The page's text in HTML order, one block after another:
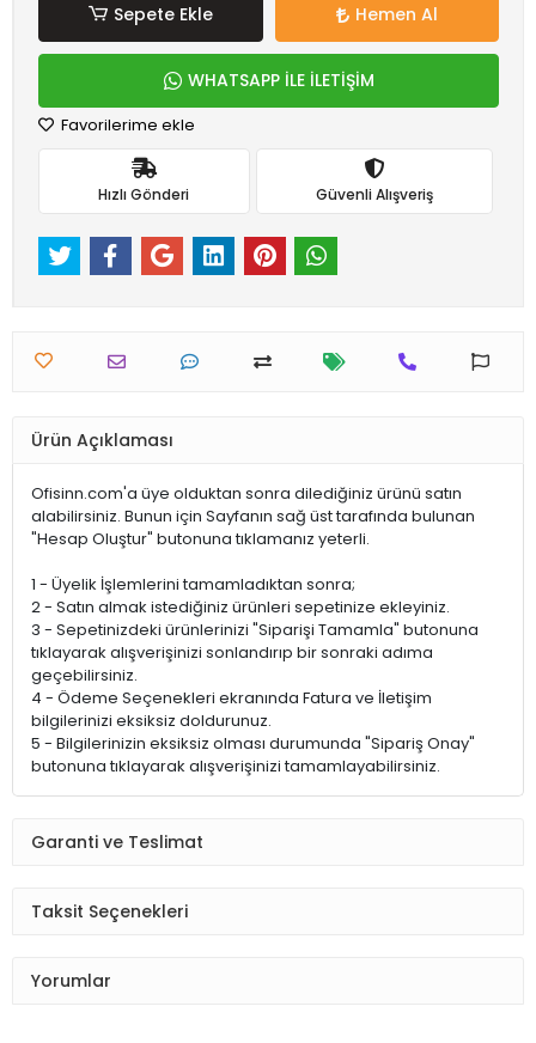
Sepete Ekle Hemen Al
WHATSAPP İLE İLETİŞİM
Favorilerime ekle
Hızlı Gönderi Güvenli Alışveriş
Ürün Açıklaması
Ofisinn.com'a üye olduktan sonra dilediğiniz ürünü satın
alabilirsiniz. Bunun için Sayfanın sağ üst tarafında bulunan
"Hesap Oluştur" butonuna tıklamanız yeterli.
1 - Üyelik İşlemlerini tamamladıktan sonra;
2 - Satın almak istediğiniz ürünleri sepetinize ekleyiniz.
3 - Sepetinizdeki ürünlerinizi "Siparişi Tamamla" butonuna
tıklayarak alışverişinizi sonlandırıp bir sonraki adıma
geçebilirsiniz.
4 - Ödeme Seçenekleri ekranında Fatura ve İletişim
bilgilerinizi eksiksiz doldurunuz.
5 - Bilgilerinizin eksiksiz olması durumunda "Sipariş Onay"
butonuna tıklayarak alışverişinizi tamamlayabilirsiniz.
Garanti ve Teslimat
Taksit Seçenekleri
Yorumlar